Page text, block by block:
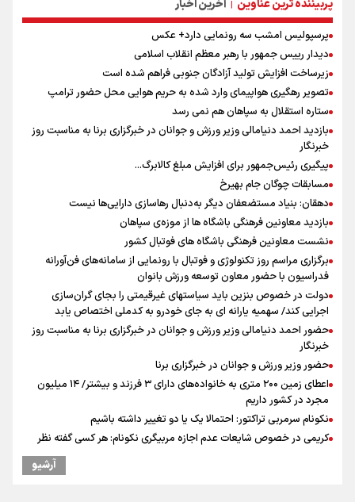
پربیننده ترین عناوین | آخرین اخبار
پرسپولیس امشب سه رونمایی دارد+ عکس
دیدار رییس جمهور با رهبر معظم انقلاب اسلامی
زیرساخت افزایش تولید آزادگان جنوبی فراهم شده است
تصویر رهگیری هواپیمای وارد شده به حریم هوایی محل حضور ترامپ
ستاره استقلال به سپاهان هم نمی رسد
بازدید احمد دنیامالی وزیر ورزش و جوانان در خبرگزاری برنا به مناسبت روز
خبرنگار
پیگیری رئیس‌جمهور برای افزایش مبلغ کالابرگ...
مسابقات چوگان جام بهیرخ
دهقان: بنیاد مستضعفان دیگر به‌دنبال رهاسازی دارایی‌ها نیست
بازدید معاونین فرهنگی باشگاه ها از موزه‌ی سپاهان
نشست معاونین فرهنگی باشگاه های فوتبال کشور
برگزاری مراسم روز تکنولوژی و فوتبال با رونمایی از سامانه‌های فن‌آورانه
فدراسیون با حضور معاون توسعه ورزش بانوان
دولت در خصوص بنزین باید سیاستهای غیرقیمتی را بجای گران‌سازی
اجرایی کند/ سهمیه یارانه ای به جای خودرو به کدملی اختصاص یابد
حضور احمد دنیامالی وزیر ورزش و جوانان در خبرگزاری برنا به مناسبت روز
خبرنگار
حضور وزیر ورزش و جوانان در خبرگزاری برنا
اعطای زمین ۲۰۰ متری به خانواده‌های دارای ۳ فرزند و بیشتر/ ۱۴ میلیون
مجرد در کشور داریم
نکونام سرمربی تراکتور: احتمالا یک یا دو تغییر داشته باشیم
کریمی در خصوص شایعات عدم اجازه مربیگری نکونام: هر کسی گفته نظر
نکونام: چند روز یکبار تماشاگران امکان حضور در تمرینات خواهند داشت
آرشیو